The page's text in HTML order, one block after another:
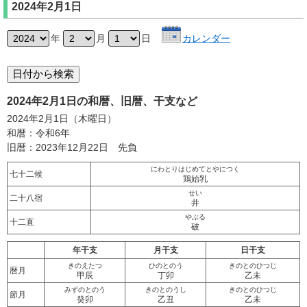
2024年2月1日
年 月 日 カレンダー
2024年2月1日の和暦、旧暦、干支など
2024年2月1日（木曜日）
和暦：令和6年
旧暦：2023年12月22日 先負
七十二候
にわとりはじめてとやにつく
鶏始乳
二十八宿
せい
井
十二直
やぶる
破
年干支 月干支 日干支
暦月
きのえたつ
甲辰
ひのとのう
丁卯
きのとのひつじ
乙未
節月
みずのとのう
癸卯
きのとのうし
乙丑
きのとのひつじ
乙未